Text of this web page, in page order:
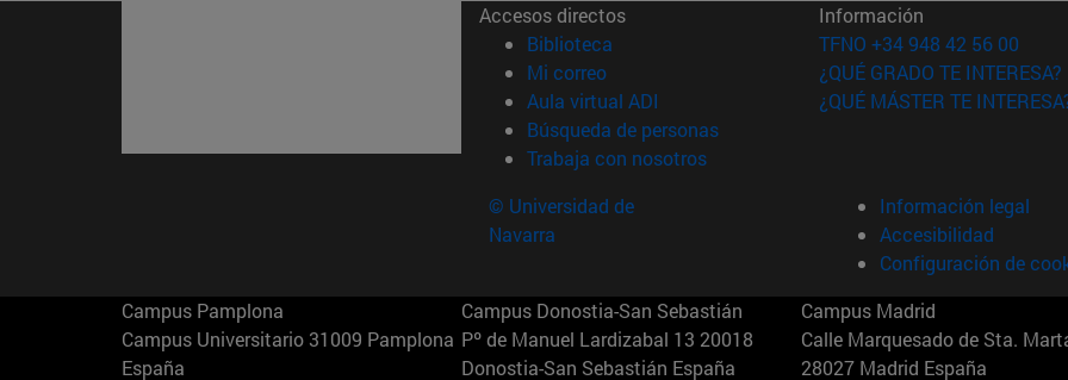
Accesos directos
Biblioteca (abre en nueva ventana)
Mi correo(abre en nueva ventana)
Aula virtual ADI (abre en nueva ventana)
Búsqueda de personas(abre en nueva ventana)
Trabaja con nosotros(abre en nueva ventana)
Información
TFNO +34 948 42 56 00
¿QUÉ GRADO TE INTERESA?
¿QUÉ MÁSTER TE
© Universidad de
Navarra
Información legal
Accesibilidad
Configuración de
Campus Pamplona
Campus Universitario 31009 Pamplona
España
Campus Donostia-San Sebastián
Pº de Manuel Lardizabal 13 20018
Donostia-San Sebastián España
Campus Madrid
Calle Marquesado de Sta.
28027 Madrid España